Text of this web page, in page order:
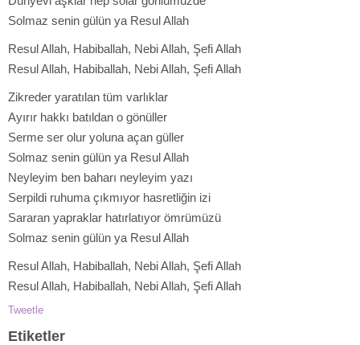
Solmaz senin gülün ya Resul Allah
Resul Allah, Habiballah, Nebi Allah, Şefi Allah
Resul Allah, Habiballah, Nebi Allah, Şefi Allah
Zikreder yaratılan tüm varlıklar
Ayırır hakkı batıldan o gönüller
Serme ser olur yoluna açan güller
Solmaz senin gülün ya Resul Allah
Neyleyim ben baharı neyleyim yazı
Serpildi ruhuma çıkmıyor hasretliğin izi
Sararan yapraklar hatırlatıyor ömrümüzü
Solmaz senin gülün ya Resul Allah
Resul Allah, Habiballah, Nebi Allah, Şefi Allah
Resul Allah, Habiballah, Nebi Allah, Şefi Allah
Tweetle
Etiketler